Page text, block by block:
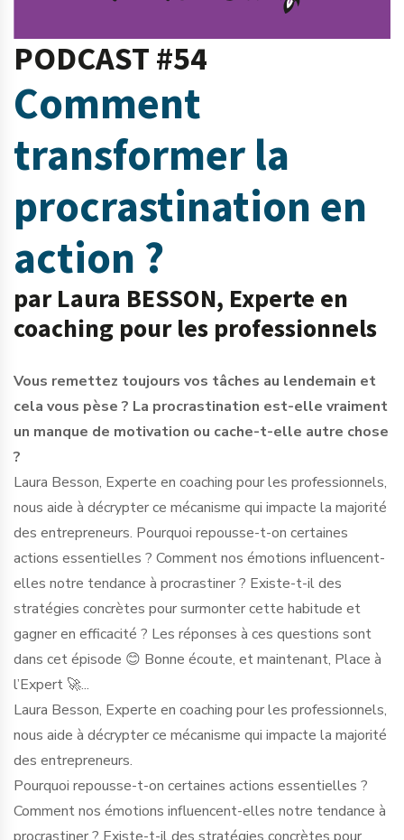
PODCAST #54
Comment
transformer la
procrastination en
action ?
par Laura BESSON, Experte en
coaching pour les professionnels
Vous remettez toujours vos tâches au lendemain et
cela vous pèse ? La procrastination est-elle vraiment
un manque de motivation ou cache-t-elle autre chose
?
Laura Besson, Experte en coaching pour les professionnels,
nous aide à décrypter ce mécanisme qui impacte la majorité
des entrepreneurs. Pourquoi repousse-t-on certaines
actions essentielles ? Comment nos émotions influencent-
elles notre tendance à procrastiner ? Existe-t-il des
stratégies concrètes pour surmonter cette habitude et
gagner en efficacité ? Les réponses à ces questions sont
dans cet épisode 😊 Bonne écoute, et maintenant, Place à
l’Expert 🚀...
Laura Besson, Experte en coaching pour les professionnels,
nous aide à décrypter ce mécanisme qui impacte la majorité
des entrepreneurs.
Pourquoi repousse-t-on certaines actions essentielles ?
Comment nos émotions influencent-elles notre tendance à